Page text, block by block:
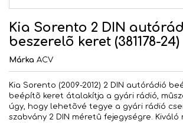
Kia Sorento 2 DIN
beszerelõ keret (381178-24)
Márka ACV
Kia Sorento (2009-2012) 2 DIN autórádió
beépítõ keret átalakítja a gyári rádió,
úgy, hogy lehetõvé tegye a gyári rádió
szabvány 2 DIN méretû fejegységre.